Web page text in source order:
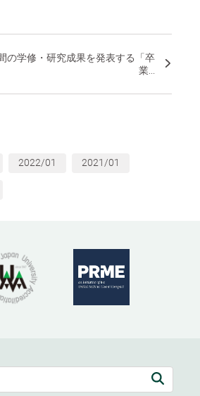
の学修・研究成果を発表する「卒
業...
2022/01 2021/01